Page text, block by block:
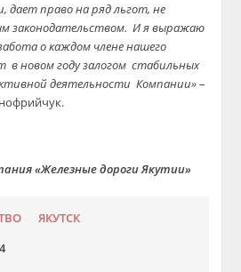
дает право на ряд льгот, не
законодательством. И я выражаю
о каждом члене нашего
в новом году залогом стабильных
деятельности Компании»–
«Железные дороги Якутии»
ЯКУТСК